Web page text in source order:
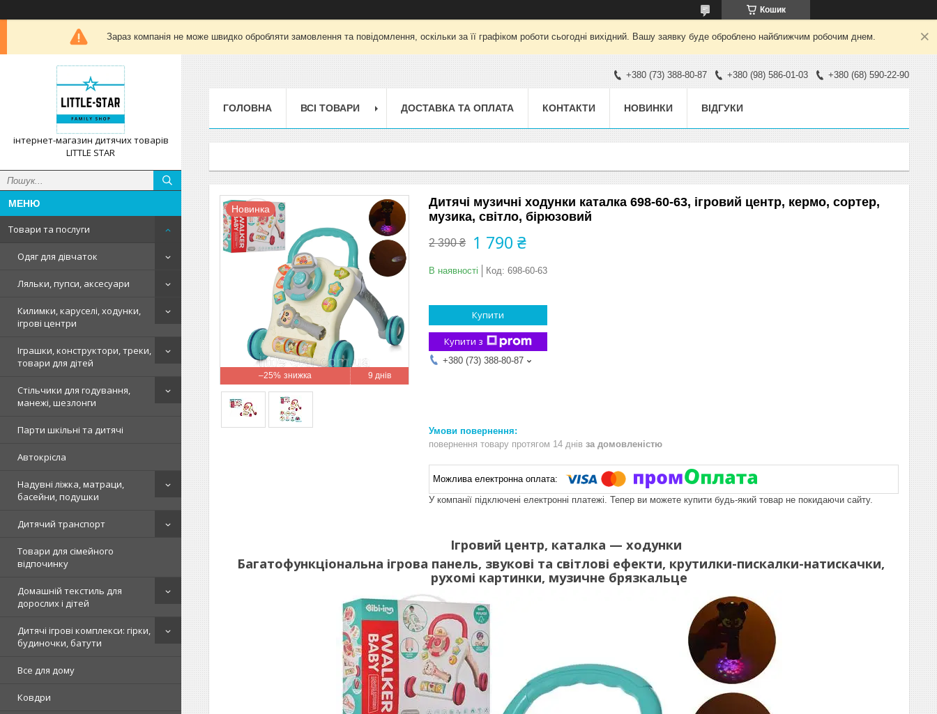
Кошик
Зараз компанія не може швидко обробляти замовлення та повідомлення, оскільки за її графіком роботи сьогодні вихідний. Вашу заявку буде оброблено найближчим робочим днем.
інтернет-магазин дитячих товарів
LITTLE STAR
Товари та послуги
Одяг для дівчаток
Ляльки, пупси, аксесуари
Килимки, каруселі, ходунки,
ігрові центри
Іграшки, конструктори, треки,
товари для дітей
Стільчики для годування,
манежі, шезлонги
Парти шкільні та дитячі
Автокрісла
Надувні ліжка, матраци,
басейни, подушки
Дитячий транспорт
Товари для сімейного
відпочинку
Домашній текстиль для
дорослих і дітей
Дитячі ігрові комплекси: гірки,
будиночки, батути
Все для дому
Ковдри
+380 (73) 388-80-87 +380 (98) 586-01-03 +380 (68) 590-22-90
ГОЛОВНА ВСІ ТОВАРИ ДОСТАВКА ТА ОПЛАТА КОНТАКТИ НОВИНКИ ВІДГУКИ
–25% 9 днів
Новинка
Дитячі музичні ходунки каталка 698-60-63, ігровий центр, кермо, сортер,
музика, світло, бірюзовий
2 390 ₴ 1 790 ₴
В наявності Код: 698-60-63
Купити
Купити з
+380 (73) 388-80-87
повернення товару протягом 14 днів за домовленістю
У компанії підключені електронні платежі. Тепер ви можете купити будь-який товар не покидаючи сайту.
Ігровий центр, каталка — ходунки
Багатофункціональна ігрова панель, звукові та світлові ефекти, крутилки-пискалки-натискачки,
рухомі картинки, музичне брязкальце